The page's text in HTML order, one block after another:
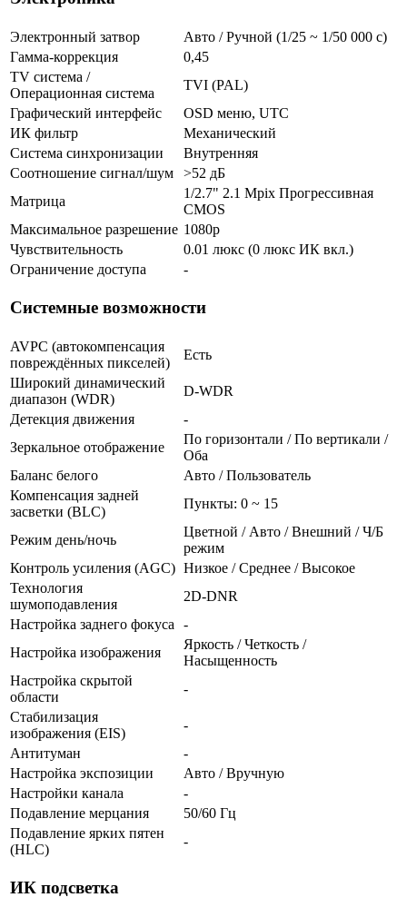
Электронный затвор
Авто / Ручной (1/25 ~ 1/50 000 с)
Гамма-коррекция
0,45
TV система /
Операционная система
TVI (PAL)
Графический интерфейс
OSD меню, UTC
ИК фильтр
Механический
Система синхронизации
Внутренняя
Соотношение сигнал/шум
>52 дБ
Матрица
1/2.7" 2.1 Mpix Прогрессивная
CMOS
Максимальное разрешение 1080p
Чувствительность
0.01 люкс (0 люкс ИК вкл.)
Ограничение доступа
-
Системные возможности
AVPC (автокомпенсация
повреждённых пикселей)
Есть
Широкий динамический
диапазон (WDR)
D-WDR
Детекция движения
-
Зеркальное отображение
По горизонтали / По вертикали /
Оба
Баланс белого
Авто / Пользователь
Компенсация задней
засветки (BLC)
Пункты: 0 ~ 15
Режим день/ночь
Цветной / Авто / Внешний / Ч/Б
режим
Контроль усиления (AGC) Низкое / Среднее / Высокое
Технология
шумоподавления
2D-DNR
Настройка заднего фокуса
-
Настройка изображения
Яркость / Четкость /
Насыщенность
Настройка скрытой
области
-
Стабилизация
изображения (EIS)
-
Антитуман
-
Настройка экспозиции
Авто / Вручную
Настройки канала
-
Подавление мерцания
50/60 Гц
Подавление ярких пятен
(HLC)
-
ИК подсветка